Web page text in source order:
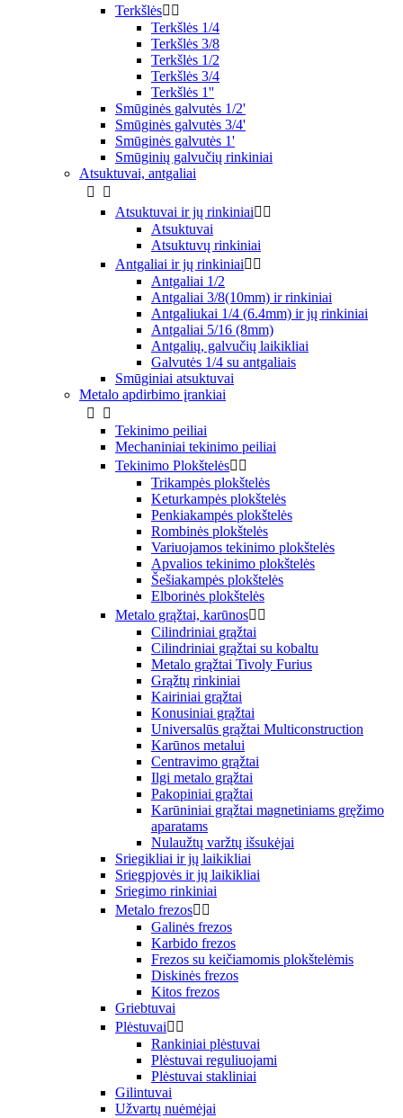
Terkšlės 
Terkšlės 1/4
Terkšlės 3/8
Terkšlės 1/2
Terkšlės 3/4
Terkšlės 1''
Smūginės galvutės 1/2'
Smūginės galvutės 3/4'
Smūginės galvutės 1'
Smūginių galvučių rinkiniai
Atsuktuvai, antgaliai


Atsuktuvai ir jų rinkiniai 
Atsuktuvai
Atsuktuvų rinkiniai
Antgaliai ir jų rinkiniai 
Antgaliai 1/2
Antgaliai 3/8(10mm) ir rinkiniai
Antgaliukai 1/4 (6.4mm) ir jų rinkiniai
Antgaliai 5/16 (8mm)
Antgalių, galvučių laikikliai
Galvutės 1/4 su antgaliais
Smūginiai atsuktuvai
Metalo apdirbimo įrankiai


Tekinimo peiliai
Mechaniniai tekinimo peiliai
Tekinimo Plokštelės 
Trikampės plokštelės
Keturkampės plokštelės
Penkiakampės plokštelės
Rombinės plokštelės
Variuojamos tekinimo plokštelės
Apvalios tekinimo plokštelės
Šešiakampės plokštelės
Elborinės plokštelės
Metalo grąžtai, karūnos 
Cilindriniai grąžtai
Cilindriniai grąžtai su kobaltu
Metalo grąžtai Tivoly Furius
Grąžtų rinkiniai
Kairiniai grąžtai
Konusiniai grąžtai
Universalūs grąžtai Multiconstruction
Karūnos metalui
Centravimo grąžtai
Ilgi metalo grąžtai
Pakopiniai grąžtai
Karūniniai grąžtai magnetiniams gręžimo
aparatams
Nulaužtų varžtų išsukėjai
Sriegikliai ir jų laikikliai
Sriegpjovės ir jų laikikliai
Sriegimo rinkiniai
Metalo frezos 
Galinės frezos
Karbido frezos
Frezos su keičiamomis plokštelėmis
Diskinės frezos
Kitos frezos
Griebtuvai
Plėstuvai 
Rankiniai plėstuvai
Plėstuvai reguliuojami
Plėstuvai stakliniai
Gilintuvai
Užvartų nuėmėjai